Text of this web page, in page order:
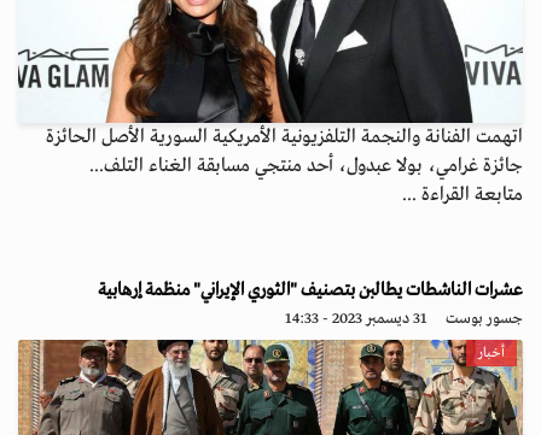
اتهمت الفنانة والنجمة التلفزيونية الأمريكية السورية الأصل الحائزة
جائزة غرامي، بولا عبدول، أحد منتجي مسابقة الغناء التلف...
متابعة القراءة ...
عشرات الناشطات يطالبن بتصنيف "الثوري الإيراني" منظمة إرهابية
جسور بوست 31 ديسمبر 2023 - 14:33
أخبار